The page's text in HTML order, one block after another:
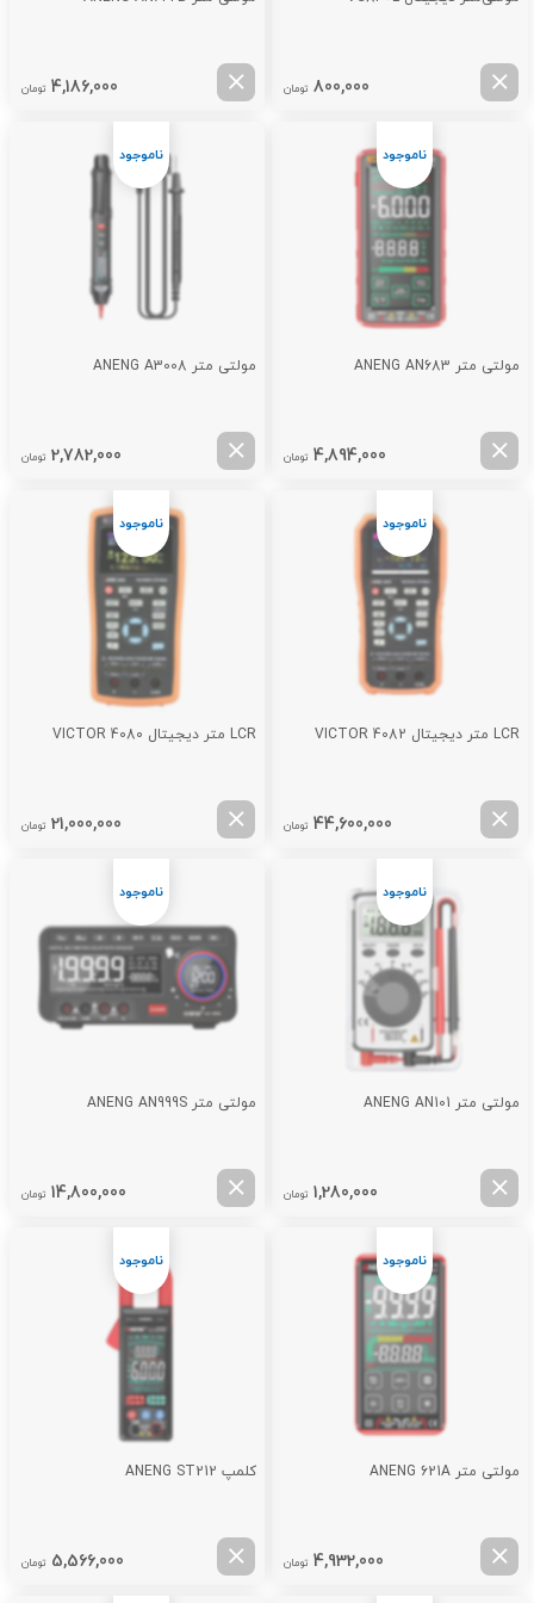
800,000 تومان 4,186,000 تومان
مولتی متر ANENG AN683
4,894,000 تومان
مولتی متر ANENG A3008
2,782,000 تومان
LCR متر دیجیتال VICTOR 4082
44,600,000 تومان
LCR متر دیجیتال VICTOR 4080
21,000,000 تومان
مولتی متر ANENG AN101
1,280,000 تومان
مولتی متر ANENG AN999S
14,800,000 تومان
مولتی متر ANENG 621A
4,932,000 تومان
کلمپ ANENG ST212
5,566,000 تومان